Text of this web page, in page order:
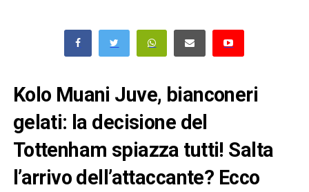
Kolo Muani Juve, bianconeri
gelati: la decisione del
Tottenham spiazza tutti! Salta
l’arrivo dell’attaccante? Ecco